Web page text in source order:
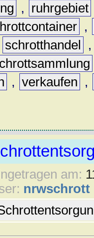
, ruhrgebiet
,
schrotthandel
, verkaufen
,
am:
nrwschrott